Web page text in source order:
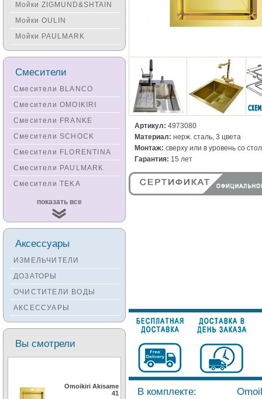
Артикул: 4973080
Материал: нерж. сталь, 3 цвета
Монтаж: сверху или в уровень со
Гарантия: 15 лет
В комплекте:
Мойки ZIGMUND&SHTAIN
Мойки OULIN
Мойки PAULMARK
Смесители
Смесители BLANCO
Смесители OMOIKIRI
Смесители FRANKE
Смесители SCHOCK
Смесители FLORENTINA
Смесители PAULMARK
Смесители TEKA
Смесители
KUCHENSTERN
Смесители ZORG
Смесители KANTERA
Смесители SEAMAN
Смесители
Zigmund&Shtain
Смесители OULIN
Смесители под бронзу
показать все
Аксессуары
ИЗМЕЛЬЧИТЕЛИ
ДОЗАТОРЫ
ОЧИСТИТЕЛИ ВОДЫ
АКСЕССУАРЫ
Вы смотрели
Omoikiri Akisame
41